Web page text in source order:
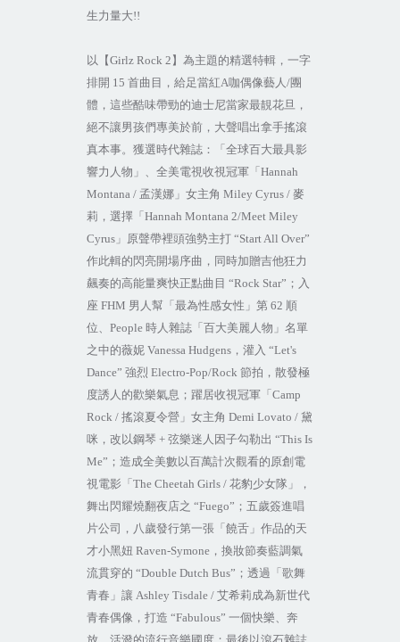
生力量大!!
以【Girlz Rock 2 】為主題的精選特輯，一字
排開 15 首曲目，給足當紅A咖偶像藝人/團
體，這些酷味帶勁的迪士尼當家最靚花旦，
絕不讓男孩們專美於前，大聲唱出拿手搖滾
真本事。獲選時代雜誌：「全球百大最具影
響力人物」、全美電視收視冠軍「 Hannah
Montana/ 孟漢娜」女主角 Miley Cyrus/ 麥
莉，選擇「 Hannah Montana 2/Meet Miley
Cyrus」原聲帶裡頭強勢主打 “Start All Over”
作此輯的閃亮開場序曲，同時加贈吉他狂力
飆奏的高能量爽快正點曲目 “Rock Star” ；入
座 FHM 男人幫「最為性感女性」第 62 順
位、 People 時人雜誌「百大美麗人物」名單
之中的薇妮 Vanessa Hudgens，灌入 “Let's
Dance” 強烈 Electro-Pop/Rock 節拍，散發極
度誘人的歡樂氣息；躍居收視冠軍「 Camp
Rock/ 搖滾夏令營」女主角 Demi Lovato / 黛
咪，改以鋼琴 + 弦樂迷人因子勾勒出 “This Is
Me” ；造成全美數以百萬計次觀看的原創電
視電影「 The Cheetah Girls/ 花豹少女隊」，
舞出閃耀燒翻夜店之 “Fuego” ；五歲簽進唱
片公司，八歲發行第一張「饒舌」作品的天
才小黑妞 Raven-Symone，換妝節奏藍調氣
流貫穿的 “Double Dutch Bus” ；透過「歌舞
青春」讓 Ashley Tisdale/ 艾希莉成為新世代
青春偶像，打造 “Fabulous” 一個快樂、奔